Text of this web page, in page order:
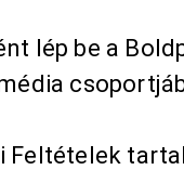
lép be a
Feltételek